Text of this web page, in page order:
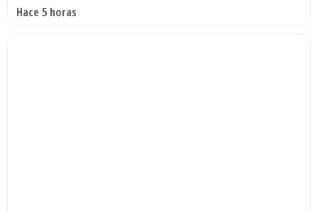
Hace 5 horas